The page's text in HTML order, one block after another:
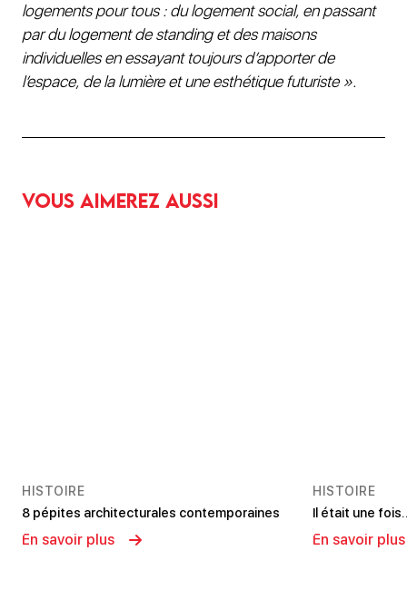
logements pour tous : du logement social, en passant
par du logement de standing et des maisons
individuelles en essayant toujours d’apporter de
l’espace, de la lumière et une esthétique futuriste ».
Vous aimerez aussi
HISTOIRE
8 pépites architecturales contemporaines
En savoir plus
HISTOIRE
Il était une
En savoir plus